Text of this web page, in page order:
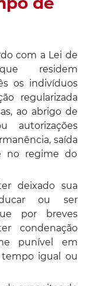
com a Lei de
residem
os indivíduos
regularizada
ao abrigo de
autorizações
saída
no regime do
deixado sua
ou ser
por breves
condenação
punível em
igual ou